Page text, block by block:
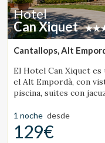
Hotel
Can Xiquet
Cantallops, Alt
El Hotel Can Xiquet
el Alt Empordà, con
piscina, suites con
1 noche desde
129€